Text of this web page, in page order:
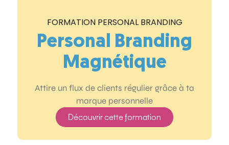
FORMATION PERSONAL BRANDING
Personal Branding
Magnétique
Attire un flux de clients régulier grâce à ta
marque personnelle
Découvrir cette formation